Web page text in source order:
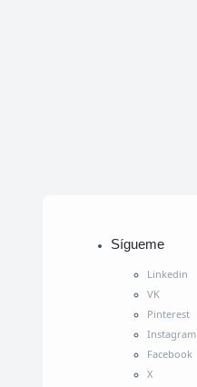
Sígueme
Linkedin
VK
Pinterest
Instagram
Facebook
X